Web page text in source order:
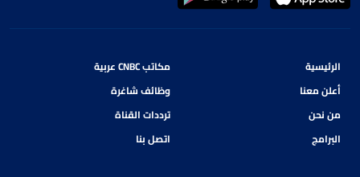
الرئيسية
أعلن معنا
من نحن
البرامج
مكاتب CNBC عربية
وظائف شاغرة
ترددات القناة
اتصل بنا